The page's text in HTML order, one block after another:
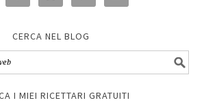
CERCA NEL BLOG
I MIEI RICETTARI GRATUITI